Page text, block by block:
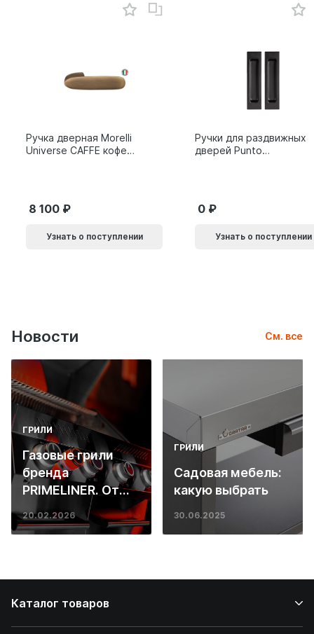
Ручка дверная Morelli
Universe CAFFE кофе
8 100
Узнать о поступлении
Ручки для раздвижных
дверей Punto
0
Узнать о поступлении
Новости См. все
ГРИЛИ
Газовые грили
бренда
PRIMELINER. От
основ инженерии
до ресторанных
20.02.2026
ГРИЛИ
Садовая мебель:
какую выбрать
30.06.2025
Каталог товаров